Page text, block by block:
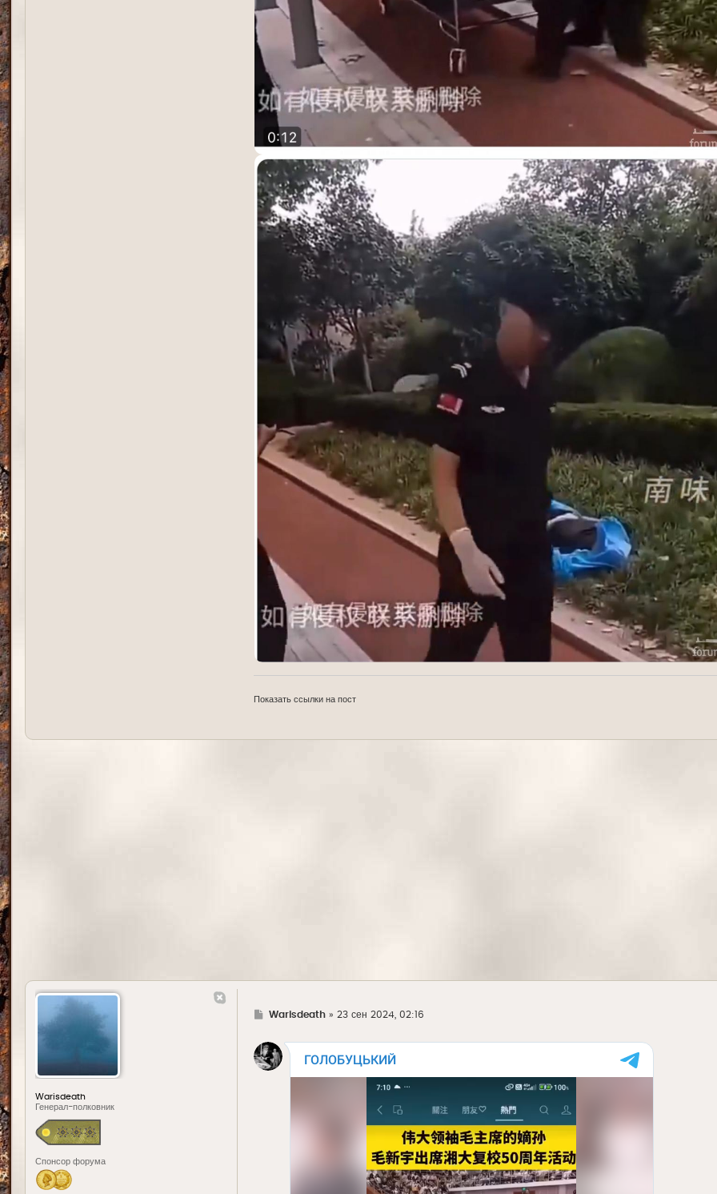
Показать ссылки на пост
Warisdeath
Генерал-полковник
Спонсор форума
ГWarisdeath» 23 сен 2024, 02:16